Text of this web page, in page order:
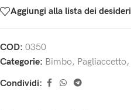
Aggiungi alla lista dei desideri
COD: 0350
Categorie: Bimbo, Pagliaccetto,
Condividi: